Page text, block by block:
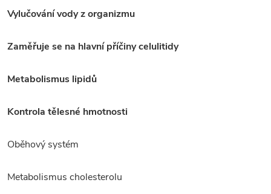
Vylučování vody z organizmu
Zaměřuje se na hlavní příčiny celulitidy
Metabolismus lipidů
Kontrola tělesné hmotnosti
Oběhový systém
Metabolismus cholesterolu